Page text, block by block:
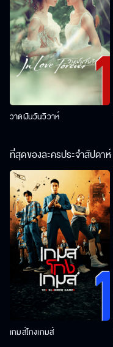
วาดฝันวันวิวาห์
ที่สุดของละครประจำสัปดาห์
เกมส์โกงเกมส์